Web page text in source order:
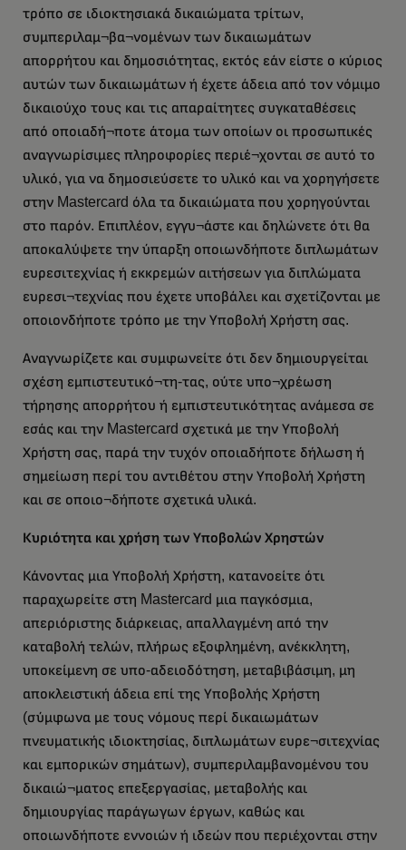
τρόπο σε ιδιοκτησιακά δικαιώματα τρίτων,
συμπεριλαμ¬βα¬νομένων των δικαιωμάτων
απορρήτου και δημοσιότητας, εκτός εάν είστε ο κύριος
αυτών των δικαιωμάτων ή έχετε άδεια από τον νόμιμο
δικαιούχο τους και τις απαραίτητες συγκαταθέσεις
από οποιαδή¬ποτε άτομα των οποίων οι προσωπικές
αναγνωρίσιμες πληροφορίες περιέ¬χονται σε αυτό το
υλικό, για να δημοσιεύσετε το υλικό και να χορηγήσετε
στην Mastercard όλα τα δικαιώματα που χορηγούνται
στο παρόν. Επιπλέον, εγγυ¬άστε και δηλώνετε ότι θα
αποκαλύψετε την ύπαρξη οποιωνδήποτε διπλωμάτων
ευρεσιτεχνίας ή εκκρεμών αιτήσεων για διπλώματα
ευρεσι¬τεχνίας που έχετε υποβάλει και σχετίζονται με
οποιονδήποτε τρόπο με την Υποβολή Χρήστη σας.
Αναγνωρίζετε και συμφωνείτε ότι δεν δημιουργείται
σχέση εμπιστευτικό¬τη-τας, ούτε υπο¬χρέωση
τήρησης απορρήτου ή εμπιστευτικότητας ανάμεσα σε
εσάς και την Mastercard σχετικά με την Υποβολή
Χρήστη σας, παρά την τυχόν οποιαδήποτε δήλωση ή
σημείωση περί του αντιθέτου στην Υποβολή Χρήστη
και σε οποιο¬δήποτε σχετικά υλικά.
Κυριότητα και χρήση των Υποβολών Χρηστών
Κάνοντας μια Υποβολή Χρήστη, κατανοείτε ότι
παραχωρείτε στη Mastercard μια παγκόσμια,
απεριόριστης διάρκειας, απαλλαγμένη από την
καταβολή τελών, πλήρως εξοφλημένη, ανέκκλητη,
υποκείμενη σε υπο-αδειοδότηση, μεταβιβάσιμη, μη
αποκλειστική άδεια επί της Υποβολής Χρήστη
(σύμφωνα με τους νόμους περί δικαιωμάτων
πνευματικής ιδιοκτησίας, διπλωμάτων ευρε¬σιτεχνίας
και εμπορικών σημάτων), συμπεριλαμβανομένου του
δικαιώ¬ματος επεξεργασίας, μεταβολής και
δημιουργίας παράγωγων έργων, καθώς και
οποιωνδήποτε εννοιών ή ιδεών που περιέχονται στην